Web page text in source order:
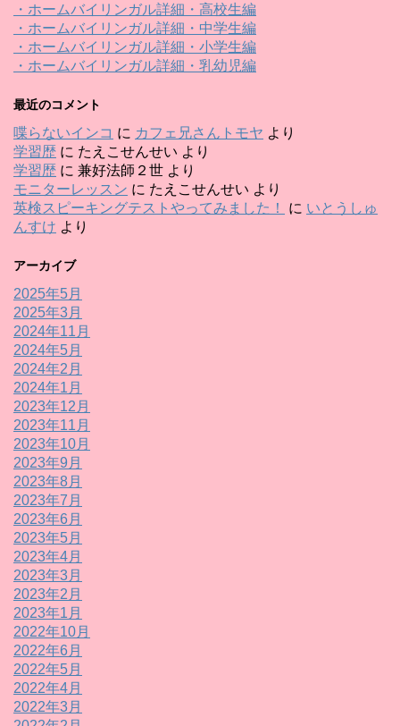
・ホームバイリンガル詳細・高校生編
・ホームバイリンガル詳細・中学生編
・ホームバイリンガル詳細・小学生編
・ホームバイリンガル詳細・乳幼児編
最近のコメント
喋らないインコ に カフェ兄さんトモヤ より
学習歴 に たえこせんせい より
学習歴 に 兼好法師２世 より
モニターレッスン に たえこせんせい より
英検スピーキングテストやってみました！
に いとうしゅ
んすけ より
アーカイブ
2025年5月
2025年3月
2024年11月
2024年5月
2024年2月
2024年1月
2023年12月
2023年11月
2023年10月
2023年9月
2023年8月
2023年7月
2023年6月
2023年5月
2023年4月
2023年3月
2023年2月
2023年1月
2022年10月
2022年6月
2022年5月
2022年4月
2022年3月